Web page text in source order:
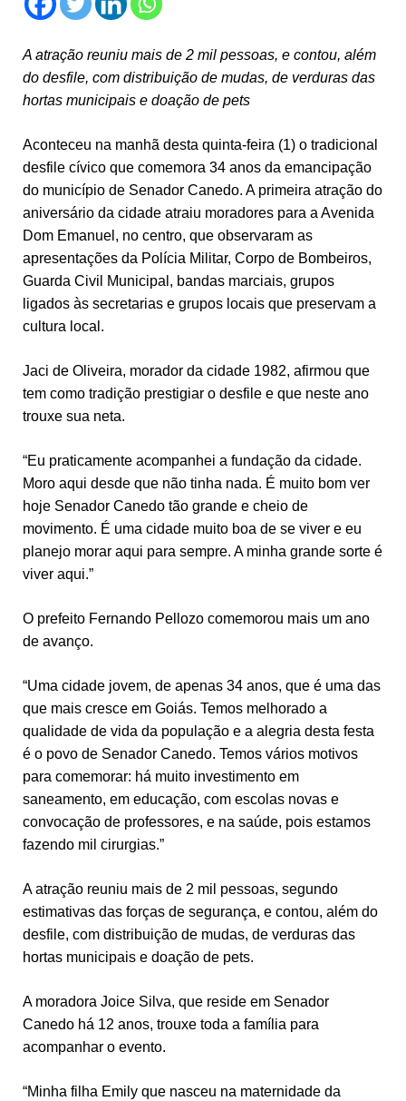
A atração reuniu mais de 2 mil pessoas, e contou, além
do desfile, com distribuição de mudas, de verduras das
hortas municipais e doação de pets
Aconteceu na manhã desta quinta-feira (1) o tradicional
desfile cívico que comemora 34 anos da emancipação
do município de Senador Canedo. A primeira atração do
aniversário da cidade atraiu moradores para a Avenida
Dom Emanuel, no centro, que observaram as
apresentações da Polícia Militar, Corpo de Bombeiros,
Guarda Civil Municipal, bandas marciais, grupos
ligados às secretarias e grupos locais que preservam a
cultura local.
Jaci de Oliveira, morador da cidade 1982, afirmou que
tem como tradição prestigiar o desfile e que neste ano
trouxe sua neta.
“Eu praticamente acompanhei a fundação da cidade.
Moro aqui desde que não tinha nada. É muito bom ver
hoje Senador Canedo tão grande e cheio de
movimento. É uma cidade muito boa de se viver e eu
planejo morar aqui para sempre. A minha grande sorte é
viver aqui.”
O prefeito Fernando Pellozo comemorou mais um ano
de avanço.
“Uma cidade jovem, de apenas 34 anos, que é uma das
que mais cresce em Goiás. Temos melhorado a
qualidade de vida da população e a alegria desta festa
é o povo de Senador Canedo. Temos vários motivos
para comemorar: há muito investimento em
saneamento, em educação, com escolas novas e
convocação de professores, e na saúde, pois estamos
fazendo mil cirurgias.”
A atração reuniu mais de 2 mil pessoas, segundo
estimativas das forças de segurança, e contou, além do
desfile, com distribuição de mudas, de verduras das
hortas municipais e doação de pets.
A moradora Joice Silva, que reside em Senador
Canedo há 12 anos, trouxe toda a família para
acompanhar o evento.
“Minha filha Emily que nasceu na maternidade da